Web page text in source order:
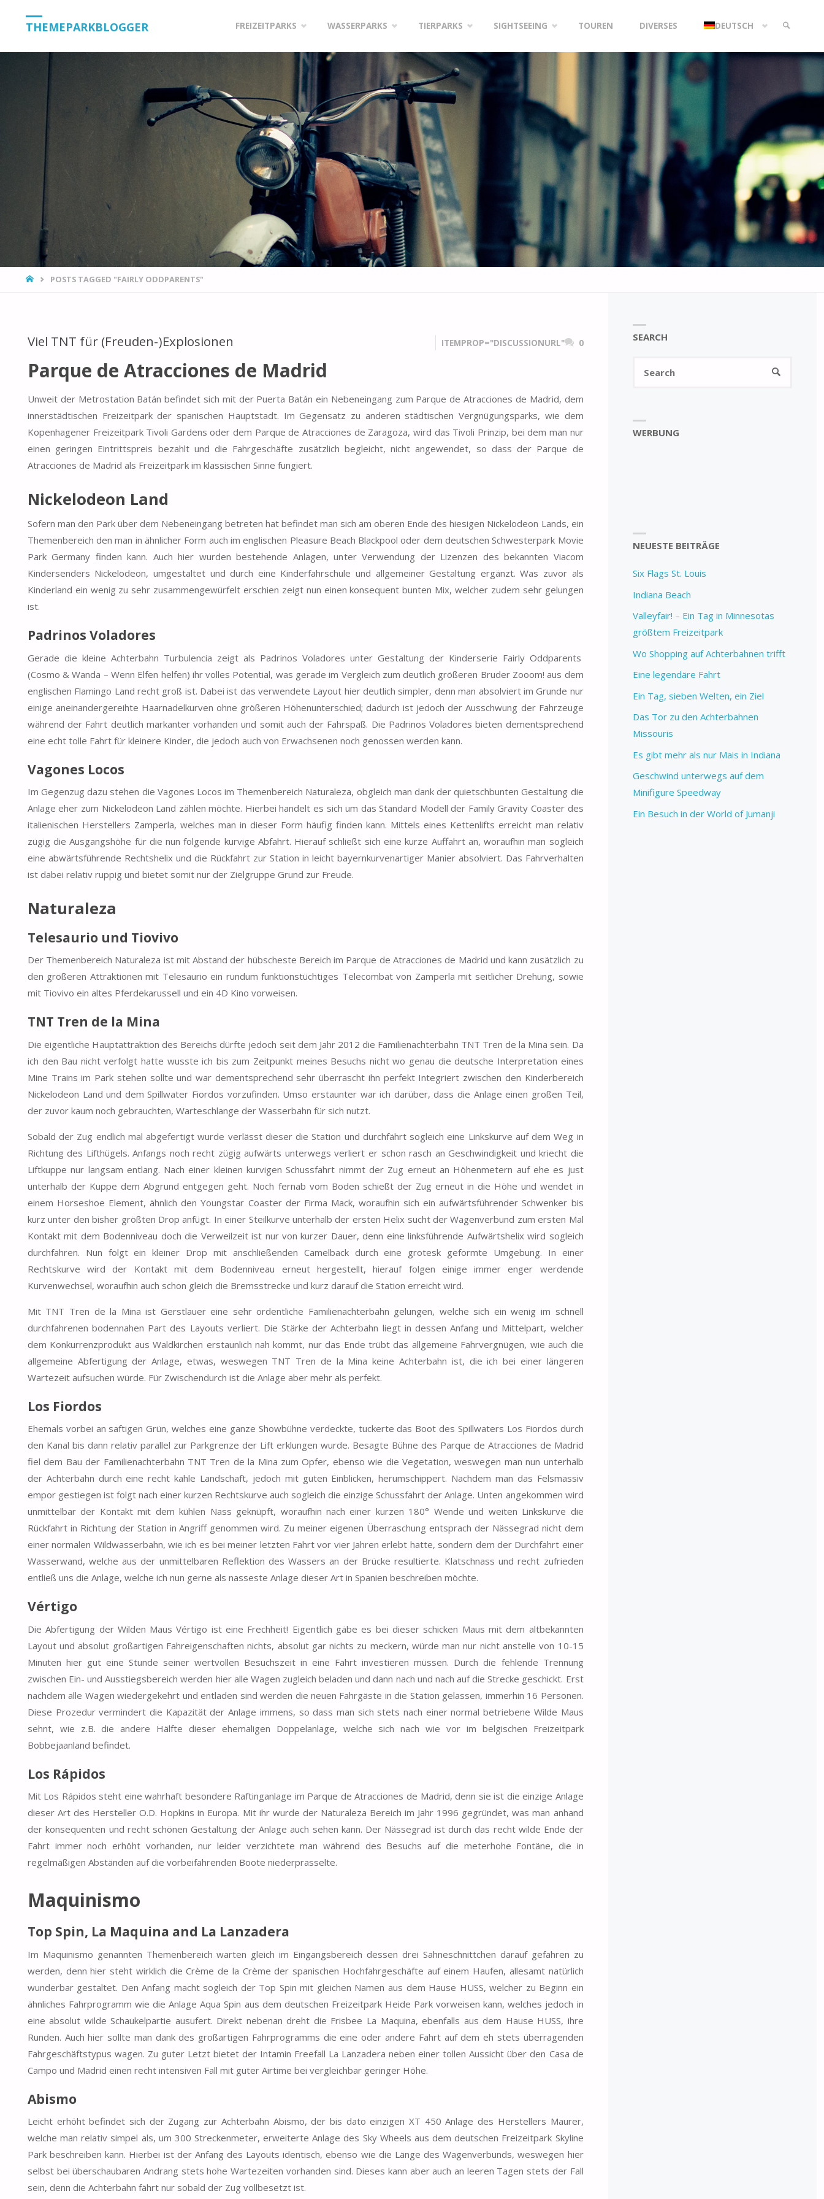
THEMEPARKBLOGGER
content
FREIZEITPARKS WASSERPARKS TIERPARKS SIGHTSEEING TOUREN DIVERSES DEUTSCH
HOMEPOSTS TAGGED "FAIRLY ODDPARENTS"
Viel TNT für (Freuden-)Explosionen ITEMPROP="DISCUSSIONURL" 0
Parque de Atracciones de Madrid
Unweit der Metrostation Batán befindet sich mit der Puerta Batán ein Nebeneingang zum Parque de Atracciones de Madrid, dem
innerstädtischen Freizeitpark der spanischen Hauptstadt. Im Gegensatz zu anderen städtischen Vergnügungsparks, wie dem
Kopenhagener Freizeitpark Tivoli Gardens oder dem Parque de Atracciones de Zaragoza, wird das Tivoli Prinzip, bei dem man nur
einen geringen Eintrittspreis bezahlt und die Fahrgeschäfte zusätzlich begleicht, nicht angewendet, so dass der Parque de
Atracciones de Madrid als Freizeitpark im klassischen Sinne fungiert.
Nickelodeon Land
Sofern man den Park über dem Nebeneingang betreten hat befindet man sich am oberen Ende des hiesigen Nickelodeon Lands, ein
Themenbereich den man in ähnlicher Form auch im englischen Pleasure Beach Blackpool oder dem deutschen Schwesterpark Movie
Park Germany finden kann. Auch hier wurden bestehende Anlagen, unter Verwendung der Lizenzen des bekannten Viacom
Kindersenders Nickelodeon, umgestaltet und durch eine Kinderfahrschule und allgemeiner Gestaltung ergänzt. Was zuvor als
Kinderland ein wenig zu sehr zusammengewürfelt erschien zeigt nun einen konsequent bunten Mix, welcher zudem sehr gelungen
ist.
Padrinos Voladores
Gerade die kleine Achterbahn Turbulencia zeigt als Padrinos Voladores unter Gestaltung der Kinderserie Fairly Oddparents
(Cosmo & Wanda – Wenn Elfen helfen) ihr volles Potential, was gerade im Vergleich zum deutlich größeren Bruder Zooom! aus dem
englischen Flamingo Land recht groß ist. Dabei ist das verwendete Layout hier deutlich simpler, denn man absolviert im Grunde nur
einige aneinandergereihte Haarnadelkurven ohne größeren Höhenunterschied; dadurch ist jedoch der Ausschwung der Fahrzeuge
während der Fahrt deutlich markanter vorhanden und somit auch der Fahrspaß. Die Padrinos Voladores bieten dementsprechend
eine echt tolle Fahrt für kleinere Kinder, die jedoch auch von Erwachsenen noch genossen werden kann.
Vagones Locos
Im Gegenzug dazu stehen die Vagones Locos im Themenbereich Naturaleza, obgleich man dank der quietschbunten Gestaltung die
Anlage eher zum Nickelodeon Land zählen möchte. Hierbei handelt es sich um das Standard Modell der Family Gravity Coaster des
italienischen Herstellers Zamperla, welches man in dieser Form häufig finden kann. Mittels eines Kettenlifts erreicht man relativ
zügig die Ausgangshöhe für die nun folgende kurvige Abfahrt. Hierauf schließt sich eine kurze Auffahrt an, woraufhin man sogleich
eine abwärtsführende Rechtshelix und die Rückfahrt zur Station in leicht bayernkurvenartiger Manier absolviert. Das Fahrverhalten
ist dabei relativ ruppig und bietet somit nur der Zielgruppe Grund zur Freude.
Naturaleza
Telesaurio und Tiovivo
Der Themenbereich Naturaleza ist mit Abstand der hübscheste Bereich im Parque de Atracciones de Madrid und kann zusätzlich zu
den größeren Attraktionen mit Telesaurio ein rundum funktionstüchtiges Telecombat von Zamperla mit seitlicher Drehung, sowie
mit Tiovivo ein altes Pferdekarussell und ein 4D Kino vorweisen.
TNT Tren de la Mina
Die eigentliche Hauptattraktion des Bereichs dürfte jedoch seit dem Jahr 2012 die Familienachterbahn TNT Tren de la Mina sein. Da
ich den Bau nicht verfolgt hatte wusste ich bis zum Zeitpunkt meines Besuchs nicht wo genau die deutsche Interpretation eines
Mine Trains im Park stehen sollte und war dementsprechend sehr überrascht ihn perfekt Integriert zwischen den Kinderbereich
Nickelodeon Land und dem Spillwater Fiordos vorzufinden. Umso erstaunter war ich darüber, dass die Anlage einen großen Teil,
der zuvor kaum noch gebrauchten, Warteschlange der Wasserbahn für sich nutzt.
Sobald der Zug endlich mal abgefertigt wurde verlässt dieser die Station und durchfährt sogleich eine Linkskurve auf dem Weg in
Richtung des Lifthügels. Anfangs noch recht zügig aufwärts unterwegs verliert er schon rasch an Geschwindigkeit und kriecht die
Liftkuppe nur langsam entlang. Nach einer kleinen kurvigen Schussfahrt nimmt der Zug erneut an Höhenmetern auf ehe es just
unterhalb der Kuppe dem Abgrund entgegen geht. Noch fernab vom Boden schießt der Zug erneut in die Höhe und wendet in
einem Horseshoe Element, ähnlich den Youngstar Coaster der Firma Mack, woraufhin sich ein aufwärtsführender Schwenker bis
kurz unter den bisher größten Drop anfügt. In einer Steilkurve unterhalb der ersten Helix sucht der Wagenverbund zum ersten Mal
Kontakt mit dem Bodenniveau doch die Verweilzeit ist nur von kurzer Dauer, denn eine linksführende Aufwärtshelix wird sogleich
durchfahren. Nun folgt ein kleiner Drop mit anschließenden Camelback durch eine grotesk geformte Umgebung. In einer
Rechtskurve wird der Kontakt mit dem Bodenniveau erneut hergestellt, hierauf folgen einige immer enger werdende
Kurvenwechsel, woraufhin auch schon gleich die Bremsstrecke und kurz darauf die Station erreicht wird.
Mit TNT Tren de la Mina ist Gerstlauer eine sehr ordentliche Familienachterbahn gelungen, welche sich ein wenig im schnell
durchfahrenen bodennahen Part des Layouts verliert. Die Stärke der Achterbahn liegt in dessen Anfang und Mittelpart, welcher
dem Konkurrenzprodukt aus Waldkirchen erstaunlich nah kommt, nur das Ende trübt das allgemeine Fahrvergnügen, wie auch die
allgemeine Abfertigung der Anlage, etwas, weswegen TNT Tren de la Mina keine Achterbahn ist, die ich bei einer längeren
Wartezeit aufsuchen würde. Für Zwischendurch ist die Anlage aber mehr als perfekt.
Los Fiordos
Ehemals vorbei an saftigen Grün, welches eine ganze Showbühne verdeckte, tuckerte das Boot des Spillwaters Los Fiordos durch
den Kanal bis dann relativ parallel zur Parkgrenze der Lift erklungen wurde. Besagte Bühne des Parque de Atracciones de Madrid
fiel dem Bau der Familienachterbahn TNT Tren de la Mina zum Opfer, ebenso wie die Vegetation, weswegen man nun unterhalb
der Achterbahn durch eine recht kahle Landschaft, jedoch mit guten Einblicken, herumschippert. Nachdem man das Felsmassiv
empor gestiegen ist folgt nach einer kurzen Rechtskurve auch sogleich die einzige Schussfahrt der Anlage. Unten angekommen wird
unmittelbar der Kontakt mit dem kühlen Nass geknüpft, woraufhin nach einer kurzen 180° Wende und weiten Linkskurve die
Rückfahrt in Richtung der Station in Angriff genommen wird. Zu meiner eigenen Überraschung entsprach der Nässegrad nicht dem
einer normalen Wildwasserbahn, wie ich es bei meiner letzten Fahrt vor vier Jahren erlebt hatte, sondern dem der Durchfahrt einer
Wasserwand, welche aus der unmittelbaren Reflektion des Wassers an der Brücke resultierte. Klatschnass und recht zufrieden
entließ uns die Anlage, welche ich nun gerne als nasseste Anlage dieser Art in Spanien beschreiben möchte.
Vértigo
Die Abfertigung der Wilden Maus Vértigo ist eine Frechheit! Eigentlich gäbe es bei dieser schicken Maus mit dem altbekannten
Layout und absolut großartigen Fahreigenschaften nichts, absolut gar nichts zu meckern, würde man nur nicht anstelle von 10-15
Minuten hier gut eine Stunde seiner wertvollen Besuchszeit in eine Fahrt investieren müssen. Durch die fehlende Trennung
zwischen Ein- und Ausstiegsbereich werden hier alle Wagen zugleich beladen und dann nach und nach auf die Strecke geschickt. Erst
nachdem alle Wagen wiedergekehrt und entladen sind werden die neuen Fahrgäste in die Station gelassen, immerhin 16 Personen.
Diese Prozedur vermindert die Kapazität der Anlage immens, so dass man sich stets nach einer normal betriebene Wilde Maus
sehnt, wie z.B. die andere Hälfte dieser ehemaligen Doppelanlage, welche sich nach wie vor im belgischen Freizeitpark
Bobbejaanland befindet.
Los Rápidos
Mit Los Rápidos steht eine wahrhaft besondere Raftinganlage im Parque de Atracciones de Madrid, denn sie ist die einzige Anlage
dieser Art des Hersteller O.D. Hopkins in Europa. Mit ihr wurde der Naturaleza Bereich im Jahr 1996 gegründet, was man anhand
der konsequenten und recht schönen Gestaltung der Anlage auch sehen kann. Der Nässegrad ist durch das recht wilde Ende der
Fahrt immer noch erhöht vorhanden, nur leider verzichtete man während des Besuchs auf die meterhohe Fontäne, die in
regelmäßigen Abständen auf die vorbeifahrenden Boote niederprasselte.
Maquinismo
Top Spin, La Maquina and La Lanzadera
Im Maquinismo genannten Themenbereich warten gleich im Eingangsbereich dessen drei Sahneschnittchen darauf gefahren zu
werden, denn hier steht wirklich die Crème de la Crème der spanischen Hochfahrgeschäfte auf einem Haufen, allesamt natürlich
wunderbar gestaltet. Den Anfang macht sogleich der Top Spin mit gleichen Namen aus dem Hause HUSS, welcher zu Beginn ein
ähnliches Fahrprogramm wie die Anlage Aqua Spin aus dem deutschen Freizeitpark Heide Park vorweisen kann, welches jedoch in
eine absolut wilde Schaukelpartie ausufert. Direkt nebenan dreht die Frisbee La Maquina, ebenfalls aus dem Hause HUSS, ihre
Runden. Auch hier sollte man dank des großartigen Fahrprogramms die eine oder andere Fahrt auf dem eh stets überragenden
Fahrgeschäftstypus wagen. Zu guter Letzt bietet der Intamin Freefall La Lanzadera neben einer tollen Aussicht über den Casa de
Campo und Madrid einen recht intensiven Fall mit guter Airtime bei vergleichbar geringer Höhe.
Abismo
Leicht erhöht befindet sich der Zugang zur Achterbahn Abismo, der bis dato einzigen XT 450 Anlage des Herstellers Maurer,
welche man relativ simpel als, um 300 Streckenmeter, erweiterte Anlage des Sky Wheels aus dem deutschen Freizeitpark Skyline
Park beschreiben kann. Hierbei ist der Anfang des Layouts identisch, ebenso wie die Länge des Wagenverbunds, weswegen hier
selbst bei überschaubaren Andrang stets hohe Wartezeiten vorhanden sind. Dieses kann aber auch an leeren Tagen stets der Fall
sein, denn die Achterbahn fährt nur sobald der Zug vollbesetzt ist.
SEARCH
SEARCH
WERBUNG
NEUESTE BEITRÄGE
Six Flags St. Louis
Indiana Beach
Valleyfair! – Ein Tag in Minnesotas
größtem Freizeitpark
Wo Shopping auf Achterbahnen trifft
Eine legendäre Fahrt
Ein Tag, sieben Welten, ein Ziel
Das Tor zu den Achterbahnen
Missouris
Es gibt mehr als nur Mais in Indiana
Geschwind unterwegs auf dem
Minifigure Speedway
Ein Besuch in der World of Jumanji